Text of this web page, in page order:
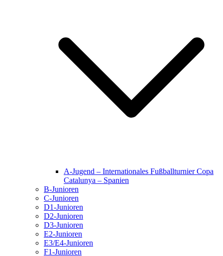
A-Jugend – Internationales Fußballturnier Copa
Catalunya – Spanien
B-Junioren
C-Junioren
D1-Junioren
D2-Junioren
D3-Junioren
E2-Junioren
E3/E4-Junioren
F1-Junioren